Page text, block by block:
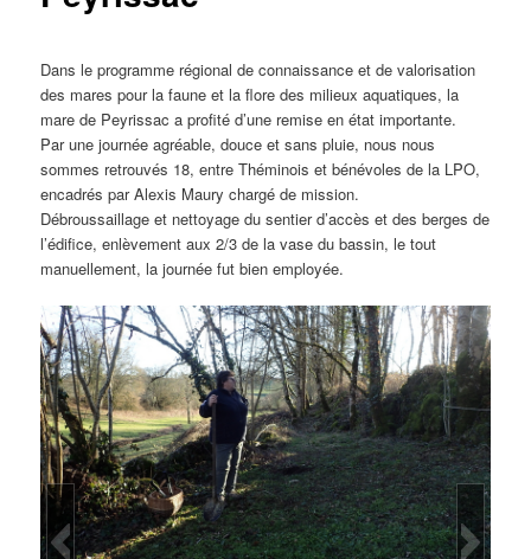
Dans le programme régional de connaissance et de valorisation
des mares pour la faune et la flore des milieux aquatiques, la
mare de Peyrissac a profité d’une remise en état importante.
Par une journée agréable, douce et sans pluie, nous nous
sommes retrouvés 18, entre Théminois et bénévoles de la LPO,
encadrés par Alexis Maury chargé de mission.
Débroussaillage et nettoyage du sentier d’accès et des berges de
l’édifice, enlèvement aux 2/3 de la vase du bassin, le tout
manuellement, la journée fut bien employée.